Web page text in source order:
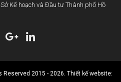
Kế hoạch và Đầu tư Thành phố Hồ
2015 - 2026. Thiết kế website: